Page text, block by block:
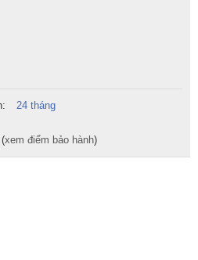
24 tháng
xem điểm bảo hành)